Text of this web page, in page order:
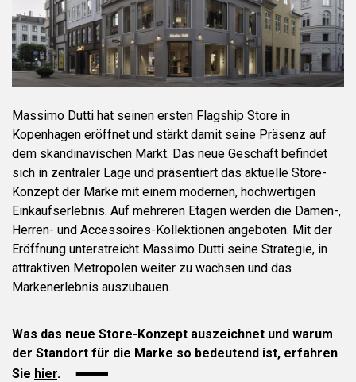
Massimo Dutti hat seinen ersten Flagship Store in
Kopenhagen eröffnet und stärkt damit seine Präsenz auf
dem skandinavischen Markt. Das neue Geschäft befindet
sich in zentraler Lage und präsentiert das aktuelle Store-
Konzept der Marke mit einem modernen, hochwertigen
Einkaufserlebnis. Auf mehreren Etagen werden die Damen-,
Herren- und Accessoires-Kollektionen angeboten. Mit der
Eröffnung unterstreicht Massimo Dutti seine Strategie, in
attraktiven Metropolen weiter zu wachsen und das
Markenerlebnis auszubauen.
Was das neue Store-Konzept auszeichnet und warum
der Standort für die Marke so bedeutend ist, erfahren
Sie hier.